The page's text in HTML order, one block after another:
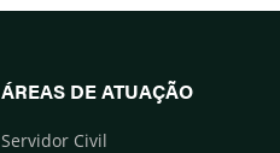
ÁREAS DE ATUAÇÃO
Servidor Civil